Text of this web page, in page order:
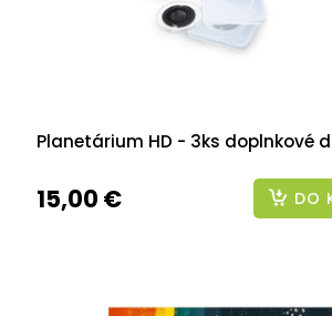
Planetárium HD - 3ks doplnkové
15,00 € DO